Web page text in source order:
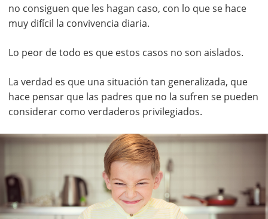
no consiguen que les hagan caso, con lo que se hace
muy difícil la convivencia diaria.
Lo peor de todo es que estos casos no son aislados.
La verdad es que una situación tan generalizada, que
hace pensar que las padres que no la sufren se pueden
considerar como verdaderos privilegiados.